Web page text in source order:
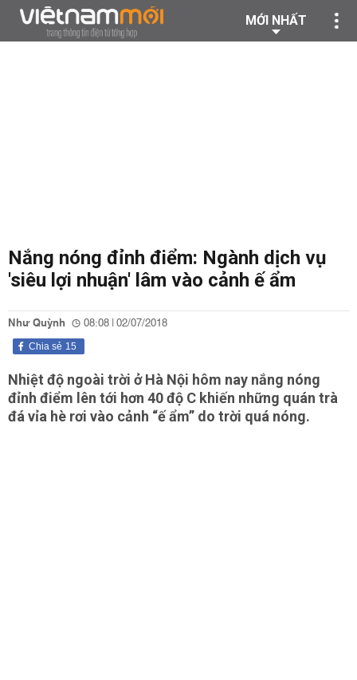
MỚI NHẤT
Nắng nóng đỉnh điểm: Ngành dịch vụ
'siêu lợi nhuận' lâm vào cảnh ế ẩm
Như Quỳnh 08:08 | 02/07/2018
15
Chia sẻ
Nhiệt độ ngoài trời ở Hà Nội hôm nay nắng nóng
đỉnh điểm lên tới hơn 40 độ C khiến những quán trà
đá vỉa hè rơi vào cảnh “ế ẩm” do trời quá nóng.